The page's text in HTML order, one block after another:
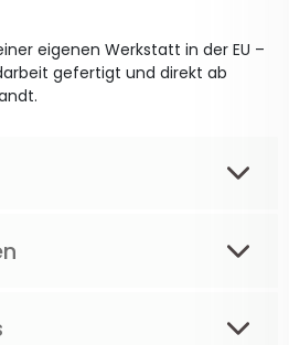
eigenen Werkstatt in der EU –
gefertigt und direkt ab